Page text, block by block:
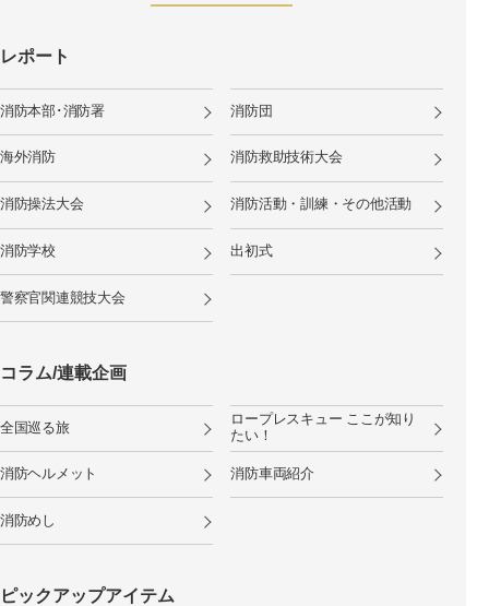
レポート
消防本部･消防署 消防団
海外消防 消防救助技術大会
消防操法大会 消防活動・訓練・その他活動
消防学校 出初式
警察官関連競技大会
コラム/連載企画
全国巡る旅
ロープレスキュー ここが知り
たい！
消防ヘルメット 消防車両紹介
消防めし
ピックアップアイテム